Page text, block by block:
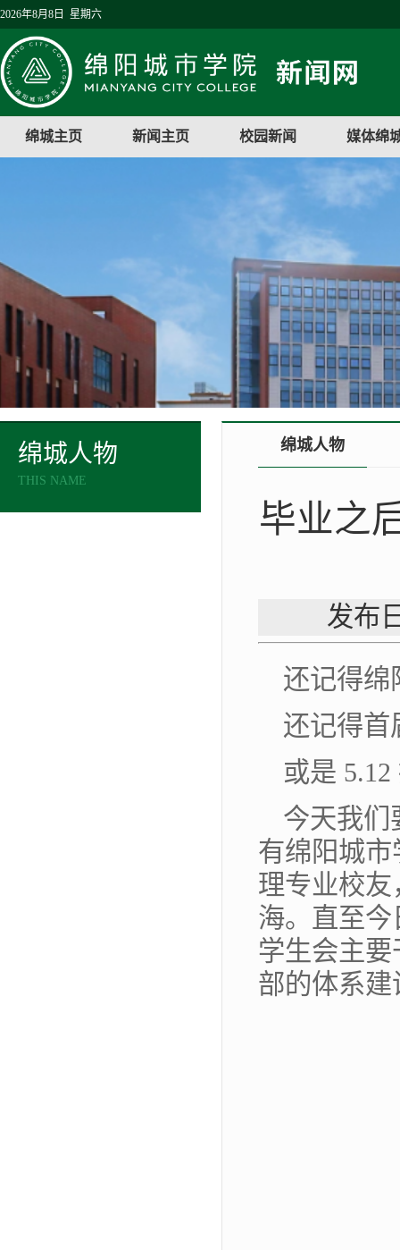
2026年8月8日 星期六
绵城主页 新闻主页 校园新闻 媒体绵
绵城人物
THIS NAME
绵城人物
毕业之
发布
还记得绵
还记得首
或是
今天我们
有绵阳城
理专业校
海。直至
学生会主
部的体系